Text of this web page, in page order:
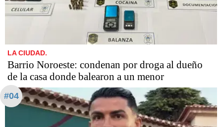
LA CIUDAD.
Barrio Noroeste: condenan por droga al dueño
de la casa donde balearon a un menor
#04